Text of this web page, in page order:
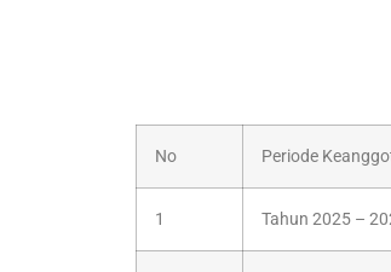
No Periode
1 Tahun 2025 –